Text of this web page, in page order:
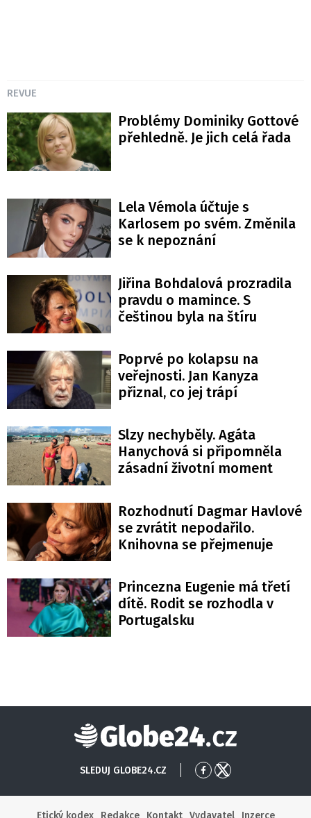
REVUE
Problémy Dominiky Gottové
přehledně. Je jich celá řada
Lela Vémola účtuje s
Karlosem po svém. Změnila
se k nepoznání
Jiřina Bohdalová prozradila
pravdu o mamince. S
češtinou byla na štíru
Poprvé po kolapsu na
veřejnosti. Jan Kanyza
přiznal, co jej trápí
Slzy nechyběly. Agáta
Hanychová si připomněla
zásadní životní moment
Rozhodnutí Dagmar Havlové
se zvrátit nepodařilo.
Knihovna se přejmenuje
Princezna Eugenie má třetí
dítě. Rodit se rozhodla v
Portugalsku
Globe24
SLEDUJ GLOBE24.CZ
Přejít
Facebook
Přejít
X
Etický kodex
Redakce Kontakt Vydavatel Inzerce